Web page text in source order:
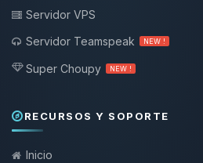
Servidor VPS
Servidor Teamspeak
NEW !
Super Choupy NEW !
RECURSOS Y SOPORTE
Inicio